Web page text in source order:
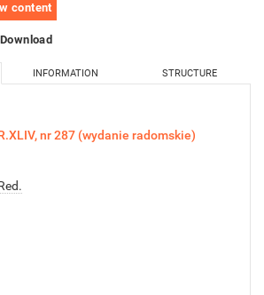
content
Download
INFORMATION STRUCTURE
nr 287 (wydanie radomskie)